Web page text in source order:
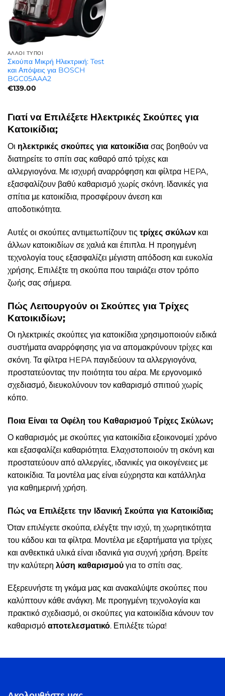
ΆΛΛΟΙ ΤΎΠΟΙ
Σκούπα Μικρή Ηλεκτρική: Test
και Απόψεις για BOSCH
BGC05AAA2
€139.00
Γιατί να Επιλέξετε Ηλεκτρικές Σκούπες για
Κατοικίδια;
Οι ηλεκτρικές σκούπες για κατοικίδια σας βοηθούν να
διατηρείτε το σπίτι σας καθαρό από τρίχες και
αλλεργιογόνα. Με ισχυρή αναρρόφηση και φίλτρα HEPA,
εξασφαλίζουν βαθύ καθαρισμό χωρίς σκόνη. Ιδανικές για
σπίτια με κατοικίδια, προσφέρουν άνεση και
αποδοτικότητα.
Αυτές οι σκούπες αντιμετωπίζουν τις τρίχες σκύλων και
άλλων κατοικιδίων σε χαλιά και έπιπλα. Η προηγμένη
τεχνολογία τους εξασφαλίζει μέγιστη απόδοση και ευκολία
χρήσης. Επιλέξτε τη σκούπα που ταιριάζει στον τρόπο
ζωής σας σήμερα.
Πώς Λειτουργούν οι Σκούπες για Τρίχες
Κατοικιδίων;
Οι ηλεκτρικές σκούπες για κατοικίδια χρησιμοποιούν ειδικά
συστήματα αναρρόφησης για να απομακρύνουν τρίχες και
σκόνη. Τα φίλτρα HEPA παγιδεύουν τα αλλεργιογόνα,
προστατεύοντας την ποιότητα του αέρα. Με εργονομικό
σχεδιασμό, διευκολύνουν τον καθαρισμό σπιτιού χωρίς
κόπο.
Ποια Είναι τα Οφέλη του Καθαρισμού Τρίχες Σκύλων;
Ο καθαρισμός με σκούπες για κατοικίδια εξοικονομεί χρόνο
και εξασφαλίζει καθαριότητα. Ελαχιστοποιούν τη σκόνη και
προστατεύουν από αλλεργίες, ιδανικές για οικογένειες με
κατοικίδια. Τα μοντέλα μας είναι εύχρηστα και κατάλληλα
για καθημερινή χρήση.
Πώς να Επιλέξετε την Ιδανική Σκούπα για Κατοικίδια;
Όταν επιλέγετε σκούπα, ελέγξτε την ισχύ, τη χωρητικότητα
του κάδου και τα φίλτρα. Μοντέλα με εξαρτήματα για τρίχες
και ανθεκτικά υλικά είναι ιδανικά για συχνή χρήση. Βρείτε
την καλύτερη λύση καθαρισμού για το σπίτι σας.
Εξερευνήστε τη γκάμα μας και ανακαλύψτε σκούπες που
καλύπτουν κάθε ανάγκη. Με προηγμένη τεχνολογία και
πρακτικό σχεδιασμό, οι σκούπες για κατοικίδια κάνουν τον
καθαρισμό αποτελεσματικό. Επιλέξτε τώρα!